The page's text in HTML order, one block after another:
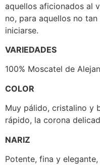
aquellos aficionados al
no, para aquellos no
iniciarse.
VARIEDADES
100% Moscatel de
COLOR
Muy pálido, cristalino y
rápido, la corona
NARIZ
Potente, fina y